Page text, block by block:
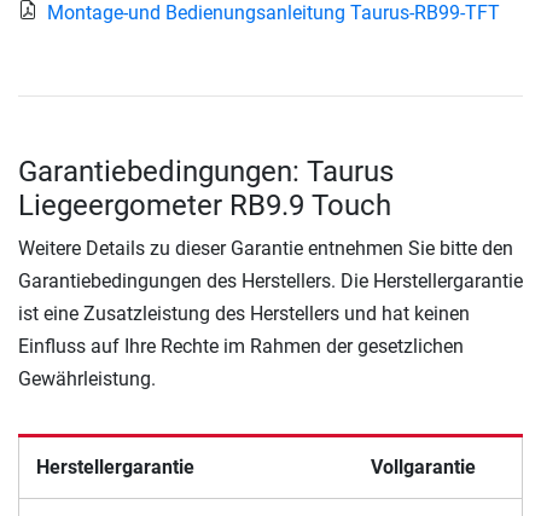
Montage-und Bedienungsanleitung Taurus-RB99-TFT
Garantiebedingungen: Taurus
Liegeergometer RB9.9 Touch
Weitere Details zu dieser Garantie entnehmen Sie bitte den
Garantiebedingungen des Herstellers. Die Herstellergarantie
ist eine Zusatzleistung des Herstellers und hat keinen
Einfluss auf Ihre Rechte im Rahmen der gesetzlichen
Gewährleistung.
Herstellergarantie Vollgarantie